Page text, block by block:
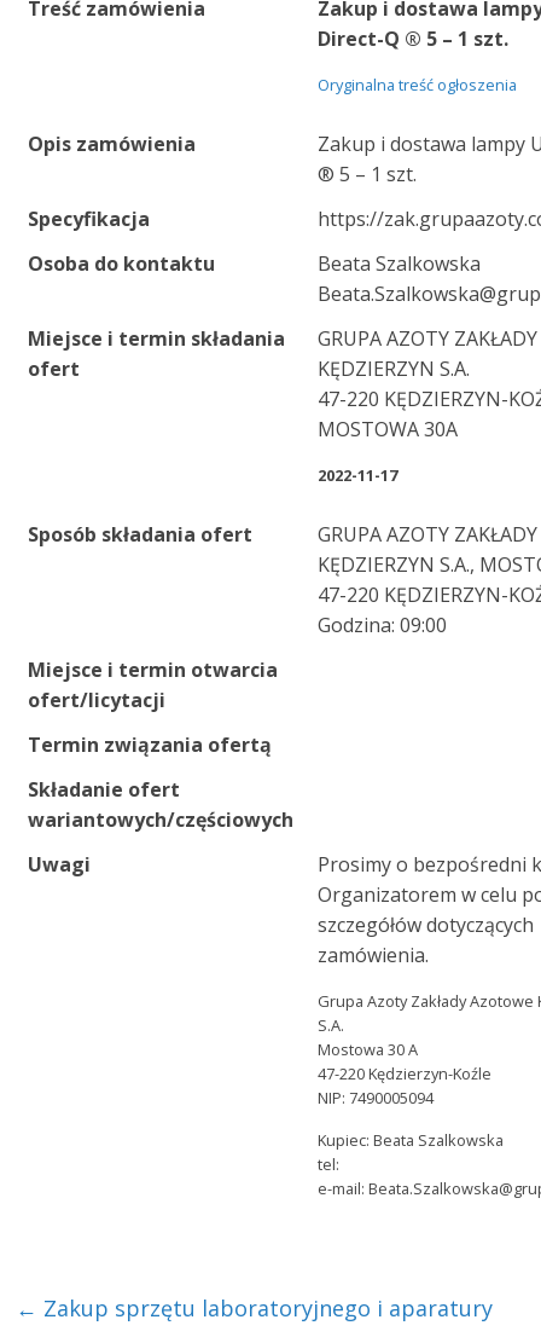
Treść zamówienia
Zakup i dostawa
Direct-Q ® 5 – 1 szt.
Oryginalna treść ogłoszenia
Opis zamówienia
Zakup i dostawa lampy
® 5 – 1 szt.
Specyfikacja
https://
Osoba do kontaktu
Beata Szalkowska
Miejsce i termin składania
ofert
GRUPA AZOTY
KĘDZIERZYN S.A.
47-220 KĘDZIERZYN-
MOSTOWA 30A
2022-11-17
Sposób składania ofert
GRUPA AZOTY
KĘDZIERZYN S.A.,
47-220 KĘDZIERZYN-
Godzina: 09:00
Miejsce i termin otwarcia
ofert/licytacji
Termin związania ofertą
Składanie ofert
wariantowych/częściowych
Uwagi
Prosimy o bezpośredni
Organizatorem w celu
szczegółów dotyczących
zamówienia.
Grupa Azoty Zakłady Azotowe
S.A.
Mostowa 30 A
47-220 Kędzierzyn-Koźle
NIP: 7490005094
Kupiec: Beata Szalkowska
tel:
e-mail:
← Zakup sprzętu laboratoryjnego i aparatury